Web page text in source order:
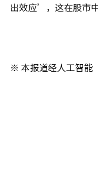
出效应’，这在股市
※ 本报道经人工智能